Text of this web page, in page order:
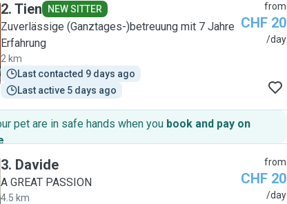
2. Tien NEW SITTER
Zuverlässige (Ganztages-)betreuung mit 7 Jahre
Erfahrung
2 km
Last contacted 9 days ago
Last active 5 days ago
from
CHF 20
/day
pet are in safe hands when you book and pay on
.
3. Davide
A GREAT PASSION
4.5 km
from
CHF 20
/day